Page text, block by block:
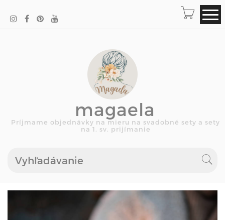
magaela
Príjmame objednávky na mieru na svadobné sety a sety
na 1. sv. prijímanie